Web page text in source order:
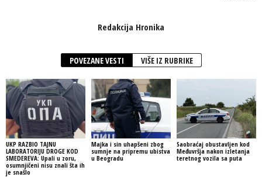
Redakcija Hronika
POVEZANE VESTI VIŠE IZ RUBRIKE
UKP RAZBIO TAJNU
LABORATORIJU DROGE KOD
SMEDEREVA: Upali u zoru,
osumnjičeni nisu znali šta ih
je snašlo
Majka i sin uhapšeni zbog
sumnje na pripremu ubistva
u Beogradu
Saobraćaj obustavljen kod
Međuvršja nakon izletanja
teretnog vozila sa puta